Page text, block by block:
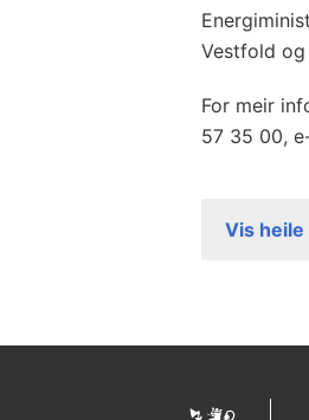
Vestfold og
For meir
57 35 00,
Vis